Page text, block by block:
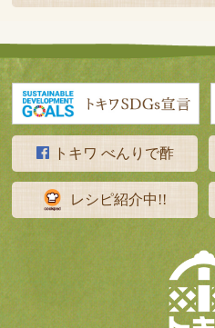
トキワ べんりで酢
レシピ紹介中!!